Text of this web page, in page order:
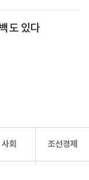
도 있다
사회 조선경제